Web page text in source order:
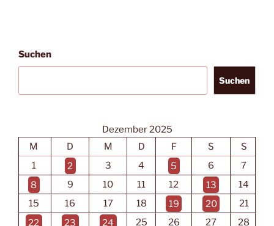
Suchen
Suchen
Dezember 2025
M
D M D F S
S
1
2 3 4 5 6
7
8
9 10 11 12 13
14
15
16 17 18 19 20
21
22
23 24 25 26 27
28